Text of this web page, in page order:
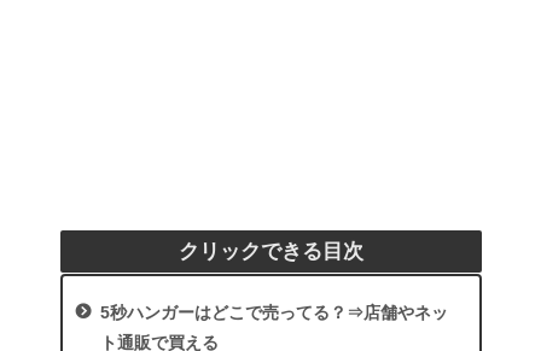
クリックできる目次
5秒ハンガーはどこで売ってる？⇒店舗やネッ
ト通販で買える